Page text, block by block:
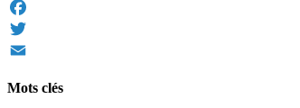
Facebook
Twitter
Mots clés